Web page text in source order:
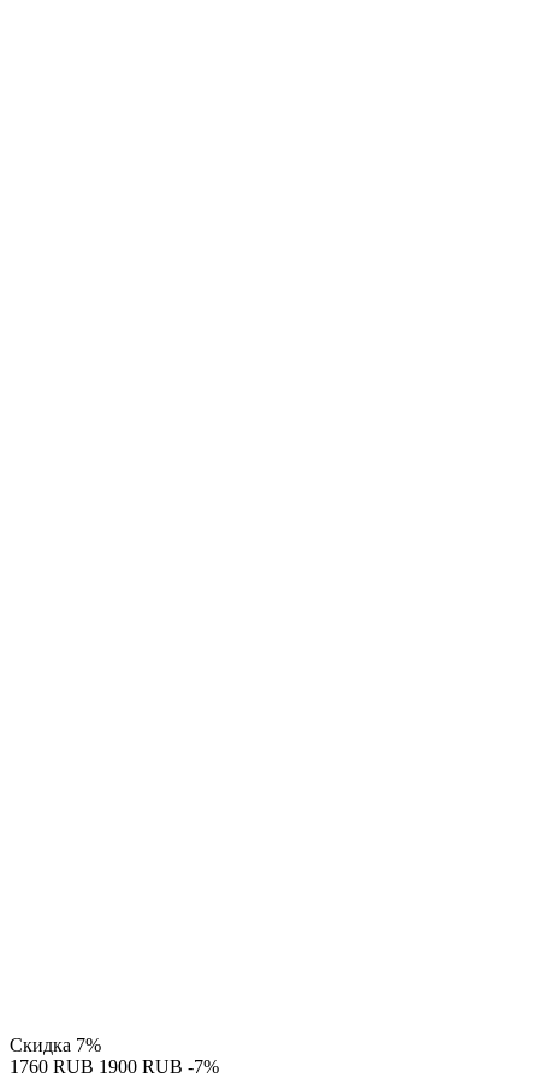
Скидка 7%
‍1760‍ RUB ‍1900‍ RUB -7%